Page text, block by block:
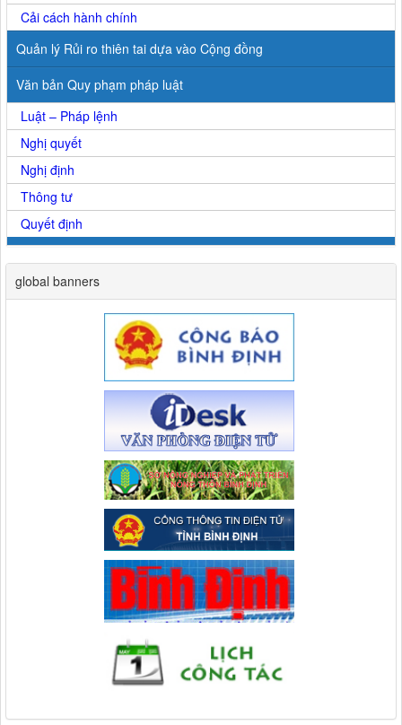
Cải cách hành chính
Quản lý Rủi ro thiên tai dựa vào Cộng đồng
Văn bản Quy phạm pháp luật
Luật – Pháp lệnh
Nghị quyết
Nghị định
Thông tư
Quyết định
global banners